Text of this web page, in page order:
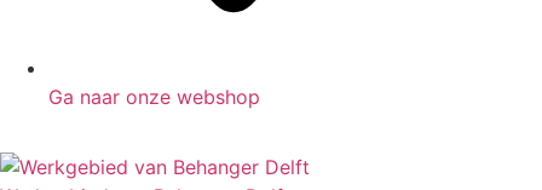
Ga naar onze webshop